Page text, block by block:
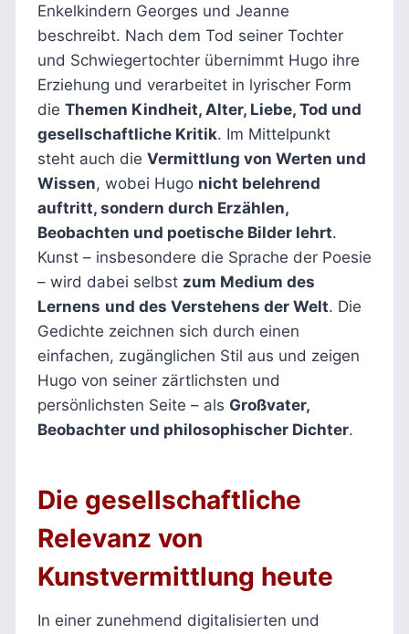
Enkelkindern Georges und Jeanne
beschreibt. Nach dem Tod seiner Tochter
und Schwiegertochter übernimmt Hugo ihre
Erziehung und verarbeitet in lyrischer Form
die Themen Kindheit, Alter, Liebe, Tod und
gesellschaftliche Kritik. Im Mittelpunkt
steht auch die Vermittlung von Werten und
Wissen, wobei Hugo nicht belehrend
auftritt, sondern durch Erzählen,
Beobachten und poetische Bilder lehrt.
Kunst – insbesondere die Sprache der Poesie
– wird dabei selbst zum Medium des
Lernens und des Verstehens der Welt. Die
Gedichte zeichnen sich durch einen
einfachen, zugänglichen Stil aus und zeigen
Hugo von seiner zärtlichsten und
persönlichsten Seite – als Großvater,
Beobachter und philosophischer Dichter.
Die gesellschaftliche
Relevanz von
Kunstvermittlung heute
In einer zunehmend digitalisierten und